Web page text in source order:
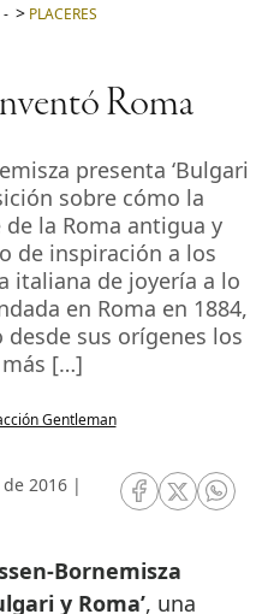
- PLACERES
Roma
presenta ‘Bulgari
sobre cómo la
la Roma antigua y
de inspiración a los
italiana de joyería a lo
en Roma en 1884,
sus orígenes los
[…]
Gentleman
2016 |
RRSS Facebook
RRSSRRSS
y Roma’, una